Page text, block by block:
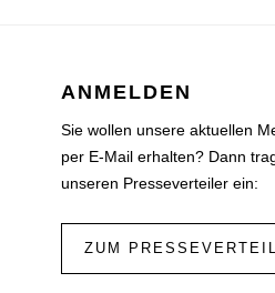
ANMELDEN
Sie wollen unsere aktuellen
per E-Mail erhalten? Dann
unseren Presseverteiler ein:
ZUM